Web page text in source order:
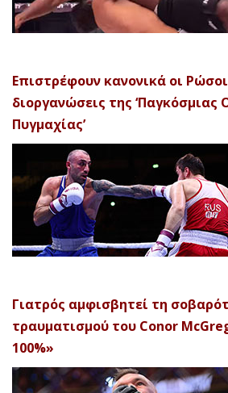
Επιστρέφουν κανονικά οι
διοργανώσεις της ‘Παγκόσμιας
Πυγμαχίας’
Γιατρός αμφισβητεί τη
τραυματισμού του Conor
100%»